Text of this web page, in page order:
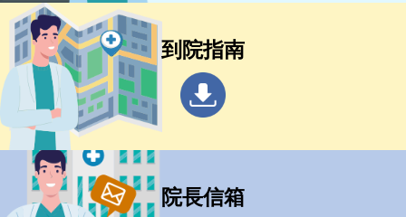
到院指南
院長信箱